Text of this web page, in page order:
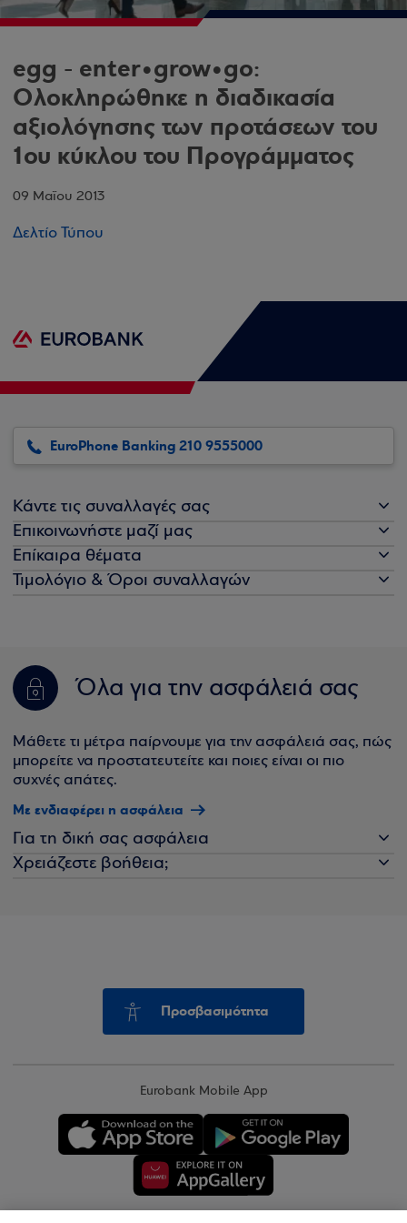
egg - enter•grow•go:
Ολοκληρώθηκε η διαδικασία
αξιολόγησης των προτάσεων του
1ου κύκλου του Προγράμματος
09 Μαΐου 2013
Δελτίο Τύπου
EuroPhone Banking 210 9555000
Κάντε τις συναλλαγές σας
Επικοινωνήστε μαζί μας
Επίκαιρα θέματα
Τιμολόγιο & Όροι συναλλαγών
Όλα για την ασφάλειά σας
Μάθετε τι μέτρα παίρνουμε για την ασφάλειά σας, πώς
μπορείτε να προστατευτείτε και ποιες είναι οι πιο
συχνές απάτες.
Με ενδιαφέρει η ασφάλεια
Για τη δική σας ασφάλεια
Χρειάζεστε βοήθεια;
Προσβασιμότητα
Eurobank Mobile App